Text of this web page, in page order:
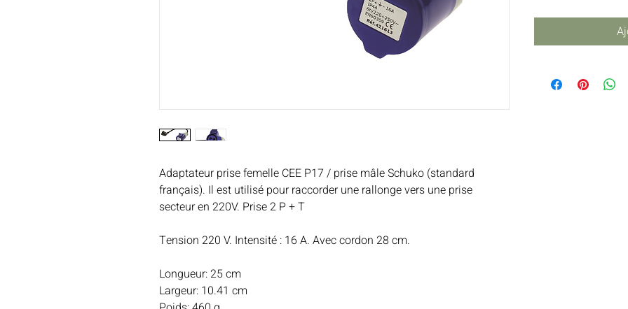
Adaptateur prise femelle CEE P17 / prise mâle Schuko (standard
français). Il est utilisé pour raccorder une rallonge vers une prise
secteur en 220V. Prise 2 P + T
Tension 220 V. Intensité : 16 A. Avec cordon 28 cm.
Longueur: 25 cm
Largeur: 10.41 cm